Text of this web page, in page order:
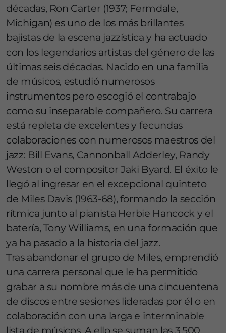
décadas, Ron Carter (1937; Fermdale,
Michigan) es uno de los más brillantes
bajistas de la escena jazzística y ha actuado
con los legendarios artistas del género de las
últimas seis décadas. Nacido en una familia
de músicos, estudió numerosos
instrumentos pero escogió el contrabajo
como su inseparable compañero. Su carrera
está repleta de excelentes y fecundas
colaboraciones con numerosos maestros del
jazz: Bill Evans, Cannonball Adderley, Randy
Weston o el compositor Jaki Byard. El éxito le
llegó al ingresar en el excepcional quinteto
de Miles Davis (1963-68), formando la sección
rítmica junto al pianista Herbie Hancock y el
batería, Tony Williams, en una formación que
ya ha pasado a la historia del jazz.
Tras abandonar el grupo de Miles, emprendió
una carrera personal que le ha permitido
grabar a su nombre más de una cincuentena
de discos entre sesiones lideradas por él o en
colaboración con una larga e interminable
lista de músicos. A ello se suman las 3.500